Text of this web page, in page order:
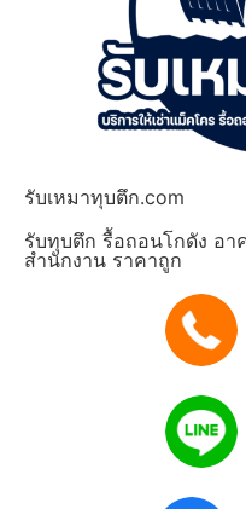
รับเหมาทุบตึก.com
รับทุบตึก รื้อถอนโกดัง อา
สำนักงาน ราคาถูก